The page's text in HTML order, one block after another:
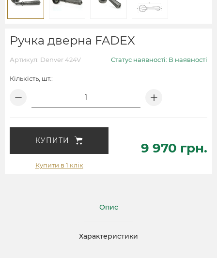
Ручка дверна FADEX
Артикул: Denver 424V Статус наявності: В наявності
Кількість, шт.:
КУПИТИ
Купити в 1 клік
9 970 грн.
Опис
Характеристики